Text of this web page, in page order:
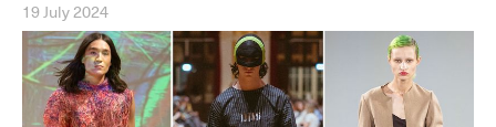
19 July 2024